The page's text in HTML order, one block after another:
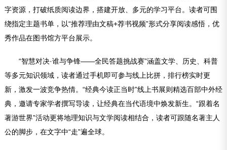
字资源，打破纸质阅读边界，搭建开放、多元的学习平台。读者可围
绕指定主题书单，以“推荐理由文稿+荐书视频”形式分享阅读感悟，优
秀作品在图书馆方平台展示。
“智慧对决·谁与争锋——全民答题挑战赛”涵盖文学、历史、科普
等多元知识领域，读者通过手机即可参与线上比拼，排行榜实时更
新，激发一波竞争热情。“经典今读正当时”线上书展则精选百部中外经
典，邀请专家学者撰写导读，让经典在当代语境中焕发新生。“跟着名
著游世界”活动更将地理知识与文学阅读相结合，读者可跟随名著主人
公的脚步，在文字中“走”遍全球。